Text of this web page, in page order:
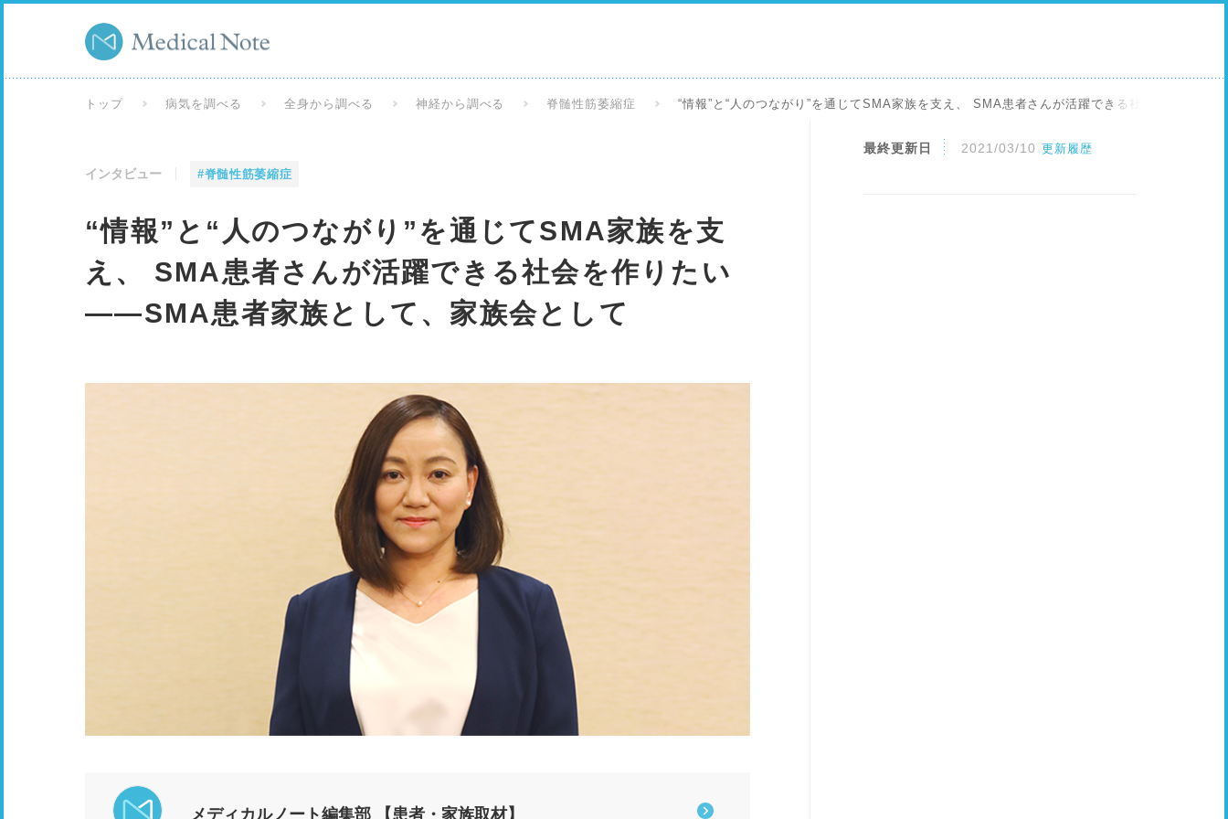
トップ 病気を調べる 全身から調べる 神経から調べる 脊髄性筋萎縮症 “情報”と“人のつながり”を通じてSMA家族を支え、 SMA患者さんが活躍できる社会を作りた
インタビュー #脊髄性筋萎縮症
“情報”と“人のつながり”を通じてSMA家族を支
え、 SMA患者さんが活躍できる社会を作りたい
——SMA患者家族として、家族会として
メディカルノート編集部 【患者・家族取材】
最終更新日 2021/03/10 更新履歴